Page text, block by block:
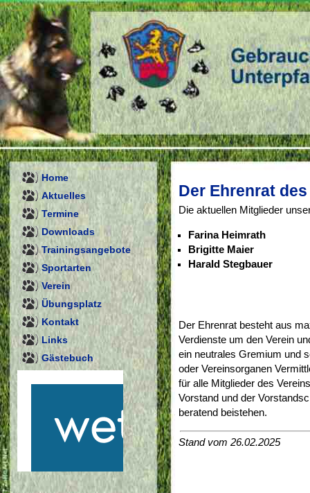
Home
Aktuelles
Termine
Downloads
Trainingsangebote
Sportarten
Verein
Übungsplatz
Kontakt
Links
Gästebuch
Der Ehrenrat
Die aktuellen Mitglieder
Farina Heimrath
Brigitte Maier
Harald Stegbauer
Der Ehrenrat besteht aus
Verdienste um den Verein
ein neutrales Gremium und
oder Vereinsorganen
für alle Mitglieder des
Vorstand und der
beratend beistehen.
Stand vom 26.02.2025